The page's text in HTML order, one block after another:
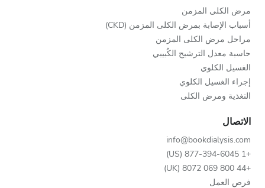
مرض الكلى المزمن
أسباب الإصابة بمرض الكلى المزمن (CKD)
مراحل مرض الكلى المزمن
حاسبة معدل الترشيح الكُبيبي
الغسيل الكلوي
إجراء الغسيل الكلوي
التغذية ومرض الكلى
الاتصال
info@bookdialysis.com
+1 877-394-6045 (US)
+44 800 069 8072 (UK)
فرص العمل